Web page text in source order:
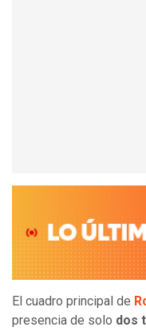
El cuadro principal de
presencia de solo dos